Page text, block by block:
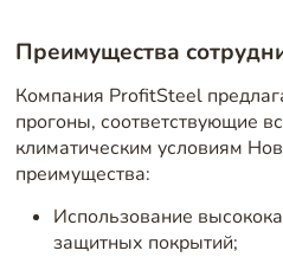
Преимущества
Компания ProfitSteel
прогоны, соответствующие
климатическим условиям
преимущества:
Использование
защитных покрытий;